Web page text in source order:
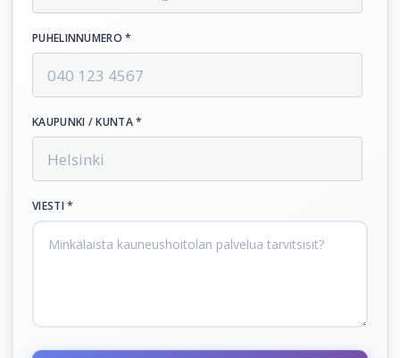
PUHELINNUMERO *
KAUPUNKI / KUNTA *
VIESTI *